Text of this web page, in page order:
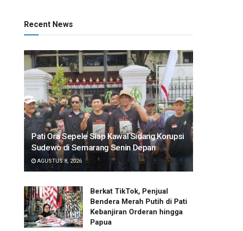
Recent News
Pati Ora Sepele Siap Kawal Sidang Korupsi
Sudewo di Semarang Senin Depan
AGUSTUS 8, 2026
​Berkat TikTok, Penjual
Bendera Merah Putih di Pati
Kebanjiran Orderan hingga
Papua